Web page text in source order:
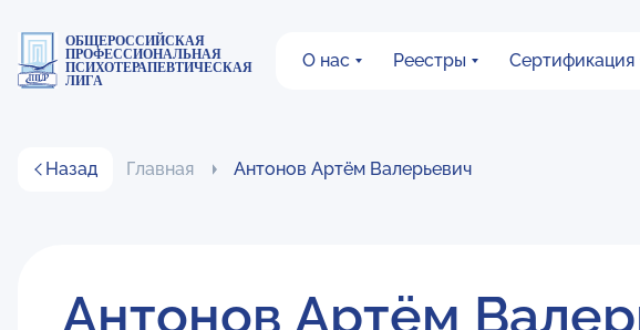
ОБЩЕРОССИЙСКАЯ
ПРОФЕССИОНАЛЬНАЯ
ПСИХОТЕРАПЕВТИЧЕСКАЯ
ЛИГА
О нас Реестры Сертификация
Назад Главная Антонов Артём Валерьевич
Антонов Артём